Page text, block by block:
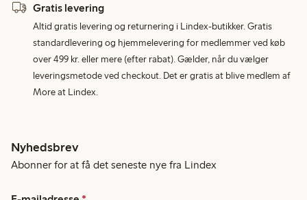
Gratis levering
Altid gratis levering og returnering i Lindex-butikker. Gratis
standardlevering og hjemmelevering for medlemmer ved køb
over 499 kr. eller mere (efter rabat). Gælder, når du vælger
leveringsmetode ved checkout. Det er gratis at blive medlem af
More at Lindex.
Nyhedsbrev
Abonner for at få det seneste nye fra Lindex